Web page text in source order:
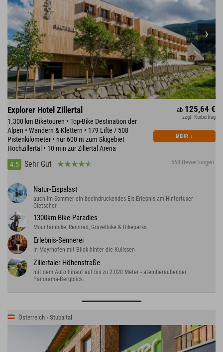
Explorer Hotel Zillertal
1.300 km Biketouren • Top-Bike Destination der
Alpen • Wandern & Klettern • 179 Lifte / 508
Pistenkilometer • nur 600 m zum Skigebiet
Hochzillertal • 10 min zur Zillertal Arena
4.5
Sehr Gut 568 Bewertungen
ab 125,64 €
zzgl. Kurbeitrag
MEHR ↓
Natur-Eispalast
auch im Sommer ein beeindruckendes Eis-Erlebnis am Hintertuxer
Gletscher
1300km Bike-Paradies
Mountainbike, Rennrad, Gravelbike & Bikeparks
Erlebnis-Sennerei
in Mayrhofen mit Blick hinter die Kulissen
Zillertaler Höhenstraße
mit dem Auto hinauf auf bis zu 2.020 Meter - atemberaubender
Panorama-Bergblick
Österreich › Stubaital